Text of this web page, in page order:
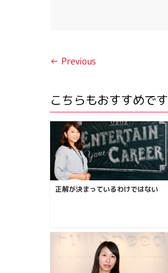
← Previous
こちらもおすすめです
正解が決まっているわけではない